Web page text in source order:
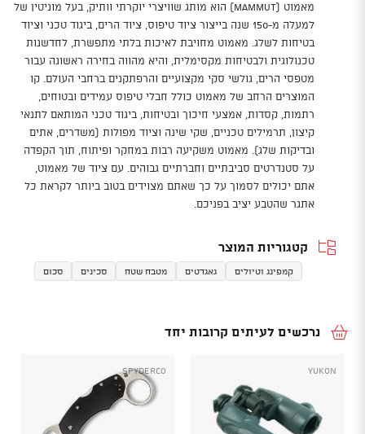
מאמוט (Mammut) הוא מותג שוויצרי יוקרתי וותיק, בעל מוניטין של
למעלה מ-150 שנה בייצור ציוד טיפוס, ציוד הרים, ביגוד טכני וציוד
בטיחות לשלג. מאמוט מחויבת לאיכות בלתי מתפשרת, לחדשנות
טכנולוגית ולבטיחות מקסימלית, והיא מהווה בחירה ראשונה עבור
מטפסי הרים, גולשי סקי מקצועיים והרפתקנים ברחבי העולם. קו
המוצרים הרחב של מאמוט כולל חבלי טיפוס עמידים ובטוחים,
רתמות, קסדות, אמצעי חיכוך ובטיחות, ביגוד טכני המותאם לתנאי
קיצון, תרמילים טכניים, שקי שינה וציוד מפולות (משדרים, אתים
ובדיקות שלג). מאמוט משקיעה רבות במחקר ופיתוח, תוך הקפדה
על סטנדרטים סביבתיים וחברתיים גבוהים. עם ציוד של מאמוט,
אתם יכולים לסמוך על כך שאתם מצוידים בטוב ביותר לקראת כל
אתגר שהטבע יציב בפניכם.
קטגוריות המוצר
קמפינג וטיולים גאגדטים מטבח שטח סכינים סכום
נרכשים לעיתים קרובות יחד
YUKON
Spyderco